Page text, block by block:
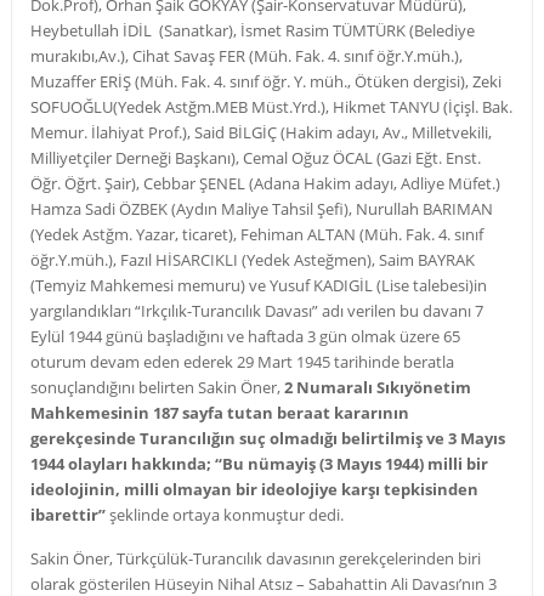
Dok.Prof), Orhan Şaik GÖKYAY (Şair-Konservatuvar Müdürü),
Heybetullah İDİL (Sanatkar), İsmet Rasim TÜMTÜRK (Belediye
murakıbı,Av.), Cihat Savaş FER (Müh. Fak. 4. sınıf öğr.Y.müh.),
Muzaffer ERİŞ (Müh. Fak. 4. sınıf öğr. Y. müh., Ötüken dergisi), Zeki
SOFUOĞLU(Yedek Astğm.MEB Müst.Yrd.), Hikmet TANYU (İçişl. Bak.
Memur. İlahiyat Prof.), Said BİLGİÇ (Hakim adayı, Av., Milletvekili,
Milliyetçiler Derneği Başkanı), Cemal Oğuz ÖCAL (Gazi Eğt. Enst.
Öğr. Öğrt. Şair), Cebbar ŞENEL (Adana Hakim adayı, Adliye Müfet.)
Hamza Sadi ÖZBEK (Aydın Maliye Tahsil Şefi), Nurullah BARIMAN
(Yedek Astğm. Yazar, ticaret), Fehiman ALTAN (Müh. Fak. 4. sınıf
öğr.Y.müh.), Fazıl HİSARCIKLI (Yedek Asteğmen), Saim BAYRAK
(Temyiz Mahkemesi memuru) ve Yusuf KADIGİL (Lise talebesi)in
yargılandıkları “Irkçılık-Turancılık Davası” adı verilen bu davanı 7
Eylül 1944 günü başladığını ve haftada 3 gün olmak üzere 65
oturum devam eden ederek 29 Mart 1945 tarihinde beratla
sonuçlandığını belirten Sakin Öner,2 Numaralı Sıkıyönetim
Mahkemesinin 187 sayfa tutan beraat kararının
gerekçesinde Turancılığın suç olmadığı belirtilmiş ve 3 Mayıs
1944 olayları hakkında; “Bu nümayiş (3 Mayıs 1944) milli bir
ideolojinin, milli olmayan bir ideolojiye karşı tepkisinden
ibarettir”şeklinde ortaya konmuştur dedi.
Sakin Öner, Türkçülük-Turancılık davasının gerekçelerinden biri
olarak gösterilen Hüseyin Nihal Atsız – Sabahattin Ali Davası’nın 3